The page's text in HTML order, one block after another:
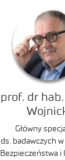
prof. dr
Główny
ds. badawczych
Bezpieczeństwa i